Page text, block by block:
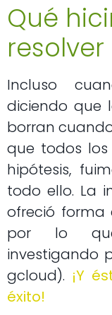
Qué
Incluso
diciendo que
borran
que todos
hipótesis,
todo ello. La
ofreció forma
por lo que
investigando
gcloud). ¡Y
éxito!